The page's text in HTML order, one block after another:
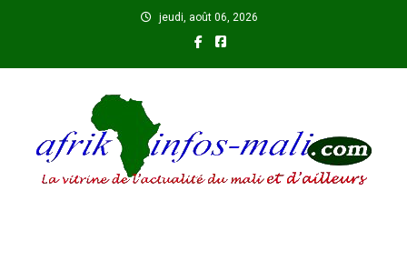
jeudi, août 06, 2026